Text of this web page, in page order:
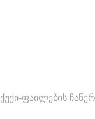
ქუქი-ფაილების